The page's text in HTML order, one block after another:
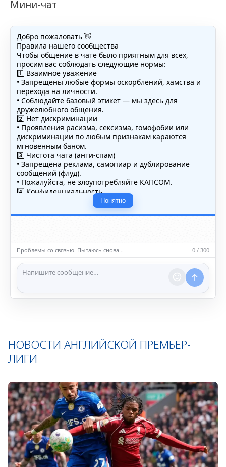
Мини-чат
Добро пожаловать 👋
Правила нашего сообщества
Чтобы общение в чате было приятным для всех,
просим вас соблюдать следующие нормы:
1️⃣ Взаимное уважение
• Запрещены любые формы оскорблений, хамства и
перехода на личности.
• Соблюдайте базовый этикет — мы здесь для
дружелюбного общения.
2️⃣ Нет дискриминации
• Проявления расизма, сексизма, гомофобии или
дискриминации по любым признакам караются
мгновенным баном.
3️⃣ Чистота чата (анти-спам)
• Запрещена реклама, самопиар и дублирование
сообщений (флуд).
• Пожалуйста, не злоупотребляйте КАПСОМ.
4️⃣ Конфиденциальность
• Не публикуйте личные данные — свои или чужие
(телефоны, адреса, документы).
5️⃣ Уместность контента
насилию.
ℹ️ Модераторы и администраторы вправе удалять
сообщения и ограничивать доступ к чату при
нарушении правил.
Понятно
Проблемы со связью. Пытаюсь снова… 0 / 300
НОВОСТИ АНГЛИЙСКОЙ ПРЕМЬЕР-
ЛИГИ